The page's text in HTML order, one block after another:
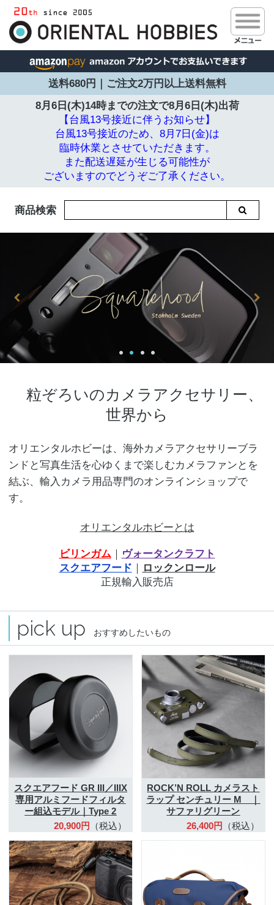
送料680円｜ご注文2万円以上送料無料
8月6日(木)14時までの注文で8月6日(木)出荷
【台風13号接近に伴うお知らせ】
台風13号接近のため、8月7日(金)は
臨時休業とさせていただきます。
また配送遅延が生じる可能性が
ございますのでどうぞご了承ください。
商品検索
粒ぞろいのカメラアクセサリー、
世界から
オリエンタルホビーは、海外カメラアクセサリーブラ
ンドと写真生活を心ゆくまで楽しむカメラファンとを
結ぶ、輸入カメラ用品専門のオンラインショップで
す。
オリエンタルホビーとは
ビリンガム｜
ヴォータンクラフト
スクエアフード
ロックンロール
正規輸入販売店
pick up おすすめしたいもの
スクエアフード GR III／IIIX
専用アルミフードフィルタ
ー組込モデル｜Type 2
20,900円
（税込）
ROCK’N ROLL カメラスト
ラップ センチュリー M ｜
サファリグリーン
26,400円
（税込）